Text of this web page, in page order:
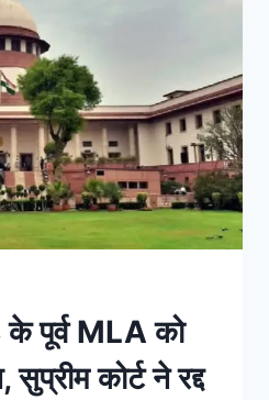
पूर्व MLA को
कोर्ट ने रद्द